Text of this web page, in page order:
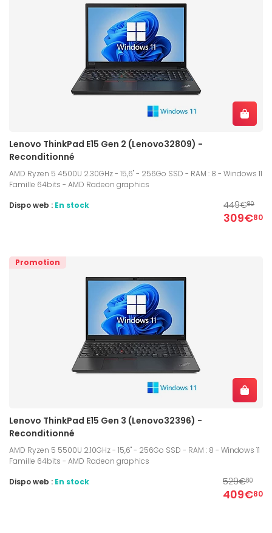
Lenovo ThinkPad E15 Gen 2 (Lenovo32809) -
Reconditionné
AMD Ryzen 5 4500U 2.30GHz - 15,6" - 256Go SSD - RAM : 8 - Windows 11
Famille 64bits - AMD Radeon graphics
449€80
309€80
Dispo web : En stock
Promotion
Lenovo ThinkPad E15 Gen 3 (Lenovo32396) -
Reconditionné
AMD Ryzen 5 5500U 2.10GHz - 15,6" - 256Go SSD - RAM : 8 - Windows 11
Famille 64bits - AMD Radeon graphics
529€80
409€80
Dispo web : En stock